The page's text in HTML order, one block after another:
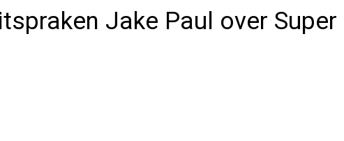
Jake Paul over Super